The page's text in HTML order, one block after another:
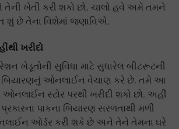
તેની ખેતી કરી શકો છો. ચાલો હવે અમે તમને
શું છે તેના વિશેમાં જણાવિએ.
ખરીદો
ખેડૂતોની સુવિધા માટે સુધારેલ બીટરૂટની
બિયારણનું ઓનલાઈન વેચાણ કરે છે. તમે આ
ઓનલાઈન સ્ટોર પરથી ખરીદી શકો છો. અહીં
પાકના બિયારણ સરળતાથી મળી
ઓર્ડર કરી શકે છે અને તેને તેમના ઘરે